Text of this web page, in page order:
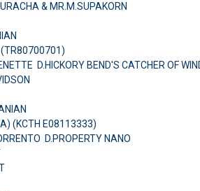
& MR.M.SUPAKORN
(TR80700701)
D.HICKORY BEND'S CATCHER OF
(KCTH E08113333)
D.PROPERTY NANO